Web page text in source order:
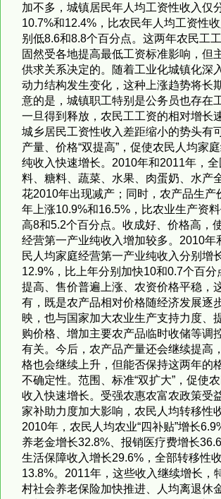
加不多，城镇居民年人均工资性收入仅
10.7%和12.4%，比农民年人均工资性
别低8.6和8.8个百分点。这两年农民工
固然受各地提高最低工资标准影响，但
供求关系决定的。随着工业化城镇化深
动力结构发生变化，这种上涨趋势将长
意的是，城镇职工特别是公务员也存在
一旦得到释放，农民工工资的相对增长
城乡居民工资性收入差距缩小的势头有
产量、价格“双提高”，促使农民人均家
纯收入快速增长。2010年和2011年，
料、糖料、蔬菜、水果、肉蛋奶、水产
花2010年出现减产；同时，农产品生产
年上涨10.9%和16.5%，比农业生产资
高8和5.2个百分点。收成好、价格高，
经营第一产业纯收入增加较多。2010年
民人均家庭经营第一产业纯收入分别增
12.9%，比上年分别加快10和0.7个百分
提高、售价普遍上涨、农资价格平稳，
有，既是农产品相对价格随经济发展逐
映，也与国家加大农业生产支持力度、
购价格、增加主要农产品临时收储等调
有关。今后，农产品产量还会继续提高
格也会继续上升，但能否保持这两年的
不确定性。范围、标准“双扩大”，促使
收入快速增长。受强农惠农富农政策受
家补助力度加大影响，农民人均转移性
2010年，农民人均农业“四补贴”增长
养老金增长32.8%、报销医疗费增长
生活保障收入增长29.6%，全部转移性
13.8%。2011年，这些收入继续增长，
村社会养老保险加快推进、人均离退休